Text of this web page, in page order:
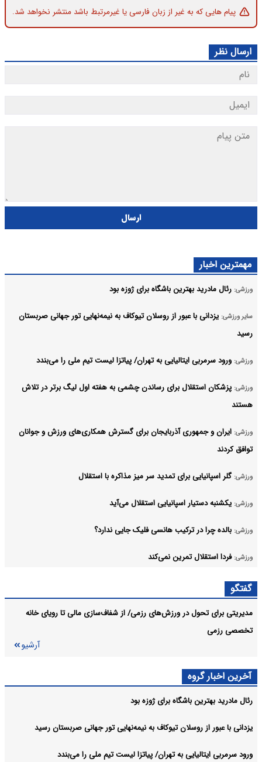
پیام هایی که به غیر از زبان فارسی یا غیرمرتبط باشد منتشر نخواهد شد.
ارسال نظر
ارسال
مهمترین اخبار
ورزشی: رئال مادرید بهترین باشگاه برای ژوزه بود
سایر ورزشی: یزدانی با عبور از روسلان تیوکاف به نیمه‌نهایی تور جهانی صربستان
رسید
ورزشی: ورود سرمربی ایتالیایی به تهران/ پیاتزا لیست تیم ملی را می‌بندد
ورزشی: پزشکان استقلال برای رساندن چشمی به هفته اول لیگ برتر در تلاش
هستند
ورزشی: ایران و جمهوری آذربایجان برای گسترش همکاری‌های ورزش و جوانان
توافق کردند
ورزشی: گلر اسپانیایی برای تمدید سر میز مذاکره با استقلال
ورزشی: یکشنبه دستیار اسپانیایی استقلال می‌آید
ورزشی: بالده چرا در ترکیب هانسی فلیک جایی ندارد؟
ورزشی: فردا استقلال تمرین نمی‌کند
ورزشی: وینیسیوس در برنابئو ماند، تمدید بلندمدت ستاره برزیلی با رئال
آرشیو
گفتگو
مدیریتی برای تحول در ورزش‌های رزمی/ از شفاف‌سازی مالی تا رویای خانه
تخصصی رزمی
آرشیو
آخرین اخبار گروه
رئال مادرید بهترین باشگاه برای ژوزه بود
یزدانی با عبور از روسلان تیوکاف به نیمه‌نهایی تور جهانی صربستان رسید
ورود سرمربی ایتالیایی به تهران/ پیاتزا لیست تیم ملی را می‌بندد